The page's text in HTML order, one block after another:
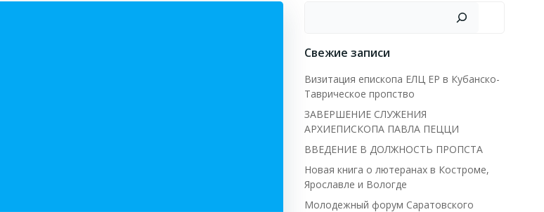
Свежие записи
Визитация епископа ЕЛЦ ЕР в Кубанско-
Таврическое пропство
ЗАВЕРШЕНИЕ СЛУЖЕНИЯ
АРХИЕПИСКОПА ПАВЛА ПЕЦЦИ
ВВЕДЕНИЕ В ДОЛЖНОСТЬ ПРОПСТА
Новая книга о лютеранах в Костроме,
Ярославле и Вологде
Молодежный форум Саратовского